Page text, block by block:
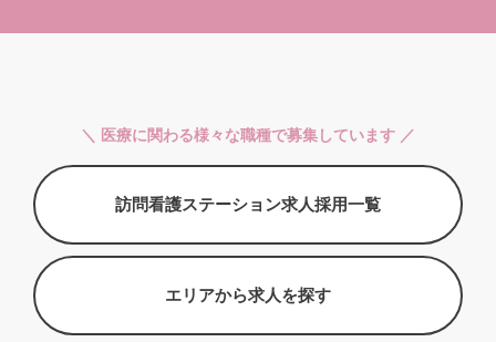
＼ 医療に関わる様々な職種で募集しています ／
訪問看護ステーション求人採用一覧
エリアから求人を探す